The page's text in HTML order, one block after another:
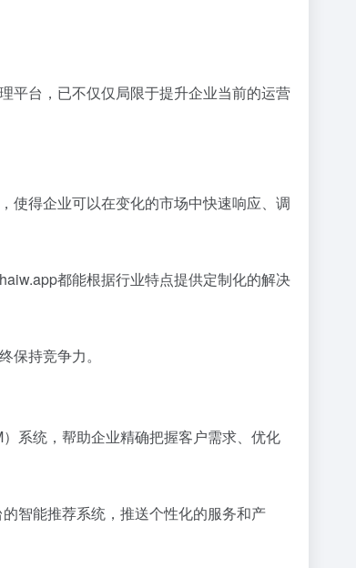
平台，已不仅仅局限于提升企业当前的运营
使得企业可以在变化的市场中快速响应、调
都能根据行业特点提供定制化的解决
持竞争力。
系统，帮助企业精确把握客户需求、优化
智能推荐系统，推送个性化的服务和产